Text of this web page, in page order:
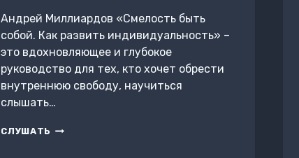
Андрей Миллиардов «Смелость быть
собой. Как развить индивидуальность» –
это вдохновляющее и глубокое
руководство для тех, кто хочет обрести
внутреннюю свободу, научиться
слышать…
СЛУШАТЬ СМЕЛОСТЬ